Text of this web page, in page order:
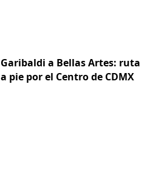
Garibaldi a Bellas Artes: ruta
a pie por el Centro de CDMX